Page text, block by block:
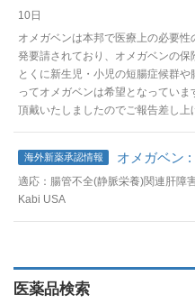
10日
オメガベンは本邦で医療上の必要
発要請されており、オメガベンの保
とくに新生児・小児の短腸症候群
ってオメガベンは希望となってい
頂戴いたしましたのでご報告差し上
海外新薬承認情報 オメガベン
適応：腸管不全(静脈栄養)関連肝
Kabi USA
医薬品検索